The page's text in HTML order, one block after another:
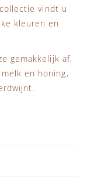
vindt u
kleuren en
gemakkelijk af,
en honing,